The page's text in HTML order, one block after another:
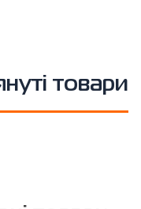
товари